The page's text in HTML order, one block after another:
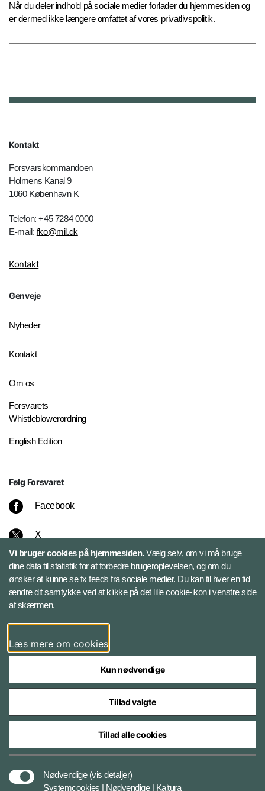
Når du deler indhold på sociale medier forlader du hjemmesiden og
er dermed ikke længere omfattet af vores privatlivspolitik.
Kontakt
Forsvarskommandoen
Holmens Kanal 9
1060 København K
Telefon: +45 7284 0000
E-mail: fko@mil.dk
Kontakt
Genveje
Nyheder
Kontakt
Om os
Forsvarets
Whistleblowerordning
English Edition
Følg Forsvaret
Facebook
X
Instagram
Bluesky
LinkedIn
Styrelser og myndigheder under Forsvarsministeriet
Vi bruger cookies på hjemmesiden.Vælg selv, om vi må bruge
dine data til statistik for at forbedre brugeroplevelsen, og om du
ønsker at kunne se fx feeds fra sociale medier. Du kan til hver en tid
ændre dit samtykke ved at klikke på det lille cookie-ikon i venstre side
af skærmen.
Læs mere om cookies
Kun nødvendige
Tillad valgte
Tillad alle cookies
Nødvendige (vis detaljer)
Systemcookies | Nødvendige | Kaltura